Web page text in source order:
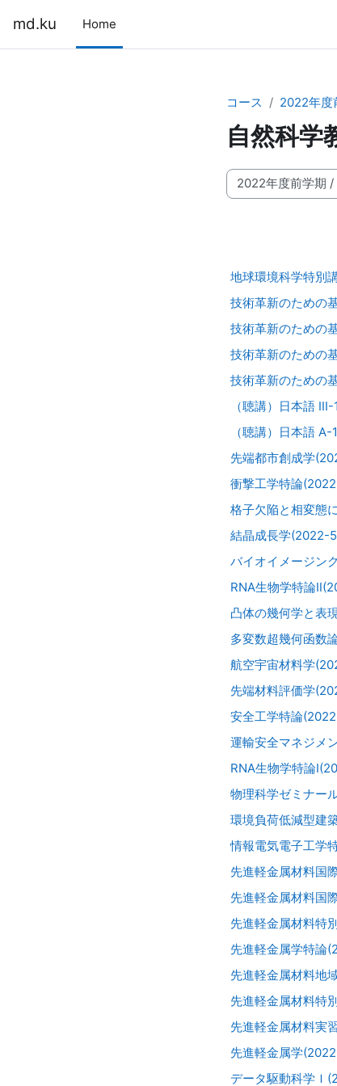
md.ku Home
コース 2022年度
自然科学
コースカテゴリ
地球環境科学特別
技術革新のための
技術革新のための
技術革新のための
技術革新のための
（聴講）日本語
（聴講）日本語
先端都市創成学
衝撃工学特論
格子欠陥と相変態
結晶成長学(2022-
バイオイメージン
RNA生物学特論
凸体の幾何学と表
多変数超幾何函数
航空宇宙材料学
先端材料評価学
安全工学特論
運輸安全マネジメ
RNA生物学特論
物理科学ゼミナー
環境負荷低減型建
情報電気電子工学
先進軽金属材料国
先進軽金属材料国
先進軽金属材料特
先進軽金属学特論
先進軽金属材料地
先進軽金属材料特
先進軽金属材料実
先進軽金属学
データ駆動科学Ｉ